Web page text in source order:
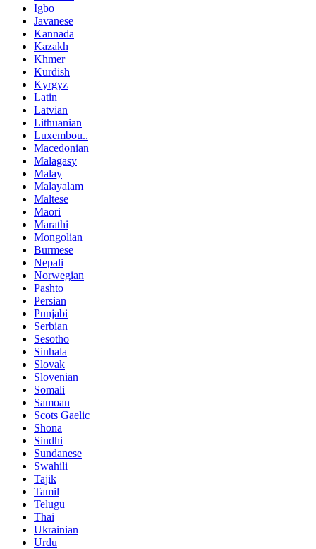
Igbo
Javanese
Kannada
Kazakh
Khmer
Kurdish
Kyrgyz
Latin
Latvian
Lithuanian
Luxembou..
Macedonian
Malagasy
Malay
Malayalam
Maltese
Maori
Marathi
Mongolian
Burmese
Nepali
Norwegian
Pashto
Persian
Punjabi
Serbian
Sesotho
Sinhala
Slovak
Slovenian
Somali
Samoan
Scots Gaelic
Shona
Sindhi
Sundanese
Swahili
Tajik
Tamil
Telugu
Thai
Ukrainian
Urdu